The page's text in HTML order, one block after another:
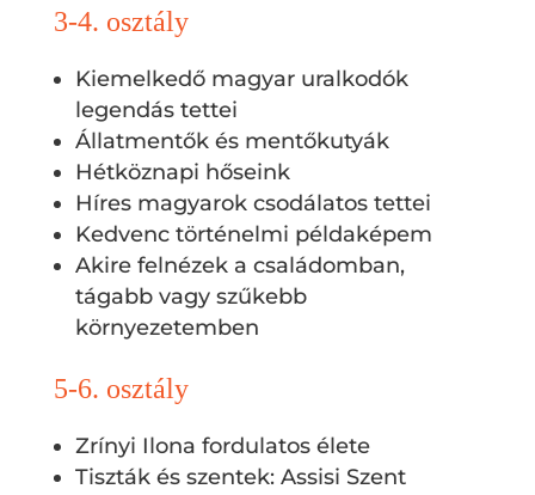
3-4. osztály
Kiemelkedő magyar uralkodók
legendás tettei
Állatmentők és mentőkutyák
Hétköznapi hőseink
Híres magyarok csodálatos tettei
Kedvenc történelmi példaképem
Akire felnézek a családomban,
tágabb vagy szűkebb
környezetemben
5-6. osztály
Zrínyi Ilona fordulatos élete
Tiszták és szentek: Assisi Szent